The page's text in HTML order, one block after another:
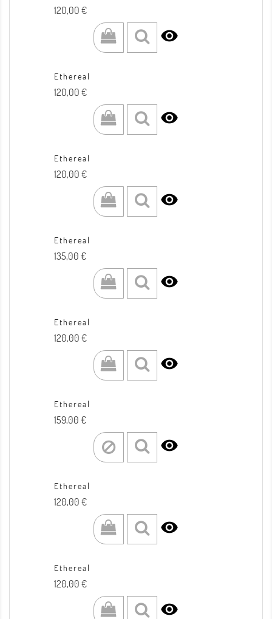
Prezzo
120,00 €

Ethereal
Prezzo
120,00 €

Ethereal
Prezzo
120,00 €

Ethereal
Prezzo
135,00 €

Ethereal
Prezzo
120,00 €

Ethereal
Prezzo
159,00 €

Ethereal
Prezzo
120,00 €

Ethereal
Prezzo
120,00 €
